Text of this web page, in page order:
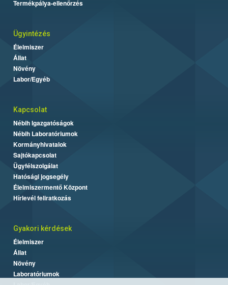
Termékpálya-ellenőrzés
Ügyintézés
Élelmiszer
Állat
Növény
Labor/Egyéb
Kapcsolat
Nébih Igazgatóságok
Nébih Laboratóriumok
Kormányhivatalok
Sajtókapcsolat
Ügyfélszolgálat
Hatósági jogsegély
Élelmiszermentő Központ
Hírlevél feliratkozás
Gyakori kérdések
Élelmiszer
Állat
Növény
Laboratóriumok